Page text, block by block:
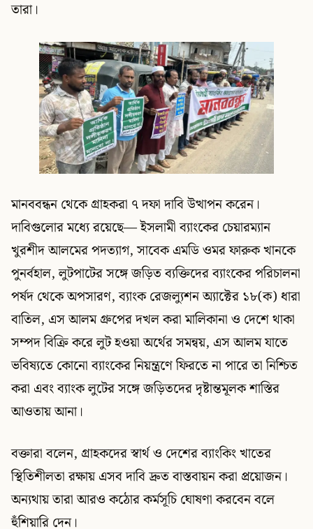
তারা।
মানববন্ধন থেকে গ্রাহকরা ৭ দফা দাবি উত্থাপন করেন।
দাবিগুলোর মধ্যে রয়েছে— ইসলামী ব্যাংকের চেয়ারম্যান
খুরশীদ আলমের পদত্যাগ, সাবেক এমডি ওমর ফারুক খানকে
পুনর্বহাল, লুটপাটের সঙ্গে জড়িত ব্যক্তিদের ব্যাংকের পরিচালনা
পর্ষদ থেকে অপসারণ, ব্যাংক রেজল্যুশন অ্যাক্টের ১৮(ক) ধারা
বাতিল, এস আলম গ্রুপের দখল করা মালিকানা ও দেশে থাকা
সম্পদ বিক্রি করে লুট হওয়া অর্থের সমন্বয়, এস আলম যাতে
ভবিষ্যতে কোনো ব্যাংকের নিয়ন্ত্রণে ফিরতে না পারে তা নিশ্চিত
করা এবং ব্যাংক লুটের সঙ্গে জড়িতদের দৃষ্টান্তমূলক শাস্তির
আওতায় আনা।
বক্তারা বলেন, গ্রাহকদের স্বার্থ ও দেশের ব্যাংকিং খাতের
স্থিতিশীলতা রক্ষায় এসব দাবি দ্রুত বাস্তবায়ন করা প্রয়োজন।
অন্যথায় তারা আরও কঠোর কর্মসূচি ঘোষণা করবেন বলে
হুঁশিয়ারি দেন।